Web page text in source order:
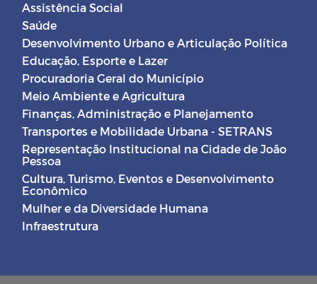
Assistência Social
Saúde
Desenvolvimento Urbano e Articulação Política
Educação, Esporte e Lazer
Procuradoria Geral do Município
Meio Ambiente e Agricultura
Finanças, Administração e Planejamento
Transportes e Mobilidade Urbana - SETRANS
Representação Institucional na Cidade de João
Pessoa
Cultura, Turismo, Eventos e Desenvolvimento
Econômico
Mulher e da Diversidade Humana
Infraestrutura